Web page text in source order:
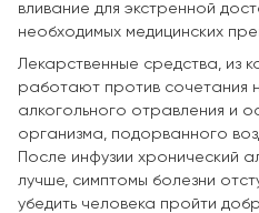
вливание для экстренной
необходимых медицинских
Лекарственные средства, из
работают против сочетания
алкогольного отравления и
организма, подорванного
После инфузии хронический
лучше, симптомы болезни
убедить человека пройти